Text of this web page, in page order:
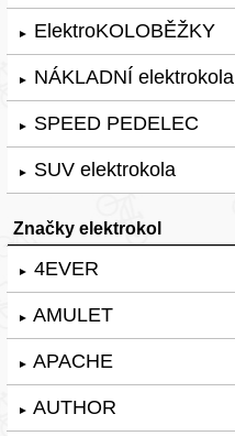
► ElektroKOLOBĚŽKY
► NÁKLADNÍ elektrokola
► SPEED PEDELEC
► SUV elektrokola
Značky elektrokol
► 4EVER
► AMULET
► APACHE
► AUTHOR